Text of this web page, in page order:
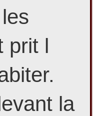
prit l
la